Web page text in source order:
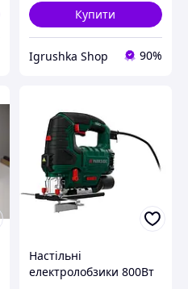
Купити
Igrushka Shop 90%
Настільні
електролобзики 800Вт